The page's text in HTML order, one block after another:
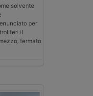
solvente
per
il
fermato